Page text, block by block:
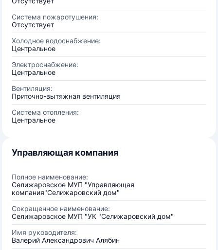
Система пожаротушения:
Отсутствует
Холодное водоснабжение:
Центральное
Электроснабжение:
Центральное
Вентиляция:
Приточно-вытяжная вентиляция
Система отопления:
Центральное
Управляющая компания
Полное наименование:
Селижаровское МУП "Управляющая
компания"Селижаровский дом"
Сокращенное наименование:
Селижаровское МУП "УК "Селижаровский дом"
Имя руководителя:
Валерий Александрович Алябин